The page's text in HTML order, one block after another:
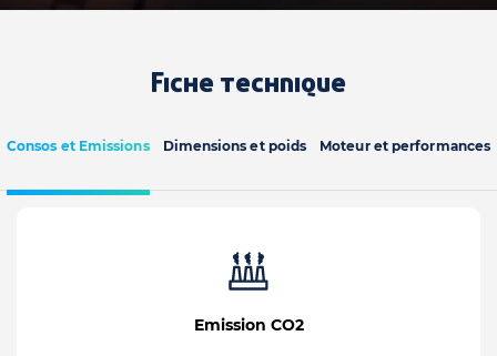
Fiche technique
Consos et Emissions Dimensions et poids Moteur et performances
Emission CO2